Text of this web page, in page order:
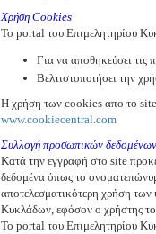
Χρήση Cookies
Το portal του Επιμελητηρίου
Για να αποθηκεύσει τις
Βελτιστοποιήσει την
Η χρήση των cookies απο το site
www.cookiecentral.com
Συλλογή προσωπικών δεδομένων
Κατά την εγγραφή στο site
δεδομένα όπως το
αποτελεσματικότερη χρήση
Κυκλάδων, εφόσον ο χρήστης το
Το portal του Επιμελητηρίου